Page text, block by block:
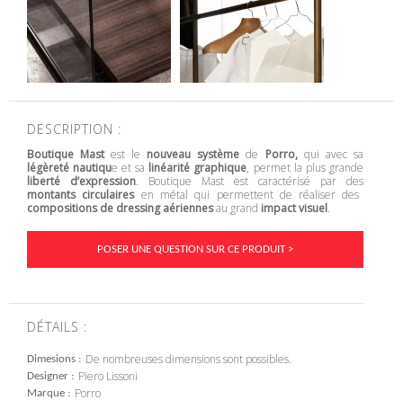
DESCRIPTION :
Boutique Mastest le nouveau système de Porro,qui avec sa
légèreté nautique et sa linéarité graphique, permet la plus grande
liberté d’expression. Boutique Mast est caractérisé par des
montants circulairesen métal qui permettent de réaliser des
compositions de dressing aériennesau grand impact visuel.
POSER UNE QUESTION SUR CE PRODUIT >
DÉTAILS :
Dimesions De nombreuses dimensions sont possibles.
Designer Piero Lissoni
Marque Porro